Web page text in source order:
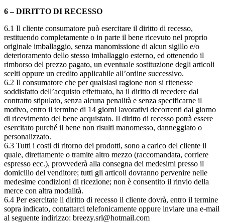
6 – DIRITTO DI RECESSO
6.1 Il cliente consumatore può esercitare il diritto di recesso,
restituendo completamente o in parte il bene ricevuto nel proprio
originale imballaggio, senza manomissione di alcun sigillo e/o
deterioramento dello stesso imballaggio esterno, ed ottenendo il
rimborso del prezzo pagato, un eventuale sostituzione degli articoli
scelti oppure un credito applicabile all’ordine successivo.
6.2 Il consumatore che per qualsiasi ragione non si ritenesse
soddisfatto dell’acquisto effettuato, ha il diritto di recedere dal
contratto stipulato, senza alcuna penalità e senza specificarne il
motivo, entro il termine di 14 giorni lavorativi decorrenti dal giorno
di ricevimento del bene acquistato. Il diritto di recesso potrà essere
esercitato purché il bene non risulti manomesso, danneggiato o
personalizzato.
6.3 Tutti i costi di ritorno dei prodotti, sono a carico del cliente il
quale, direttamente o tramite altro mezzo (raccomandata, corriere
espresso ecc.), provvederà alla consegna dei medesimi presso il
domicilio del venditore; tutti gli articoli dovranno pervenire nelle
medesime condizioni di ricezione; non è consentito il rinvio della
merce con altra modalità.
6.4 Per esercitate il diritto di recesso il cliente dovrà, entro il termine
sopra indicato, contattarci telefonicamente oppure inviare una e-mail
al seguente indirizzo: breezy.srl@hotmail.com